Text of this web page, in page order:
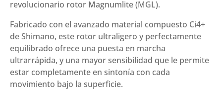
revolucionario rotor Magnumlite (MGL).
Fabricado con el avanzado material compuesto Ci4+
de Shimano, este rotor ultraligero y perfectamente
equilibrado ofrece una puesta en marcha
ultrarrápida, y una mayor sensibilidad que le permite
estar completamente en sintonía con cada
movimiento bajo la superficie.